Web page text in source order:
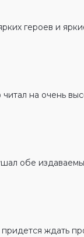
героев и
читал на очень
обе
ждать